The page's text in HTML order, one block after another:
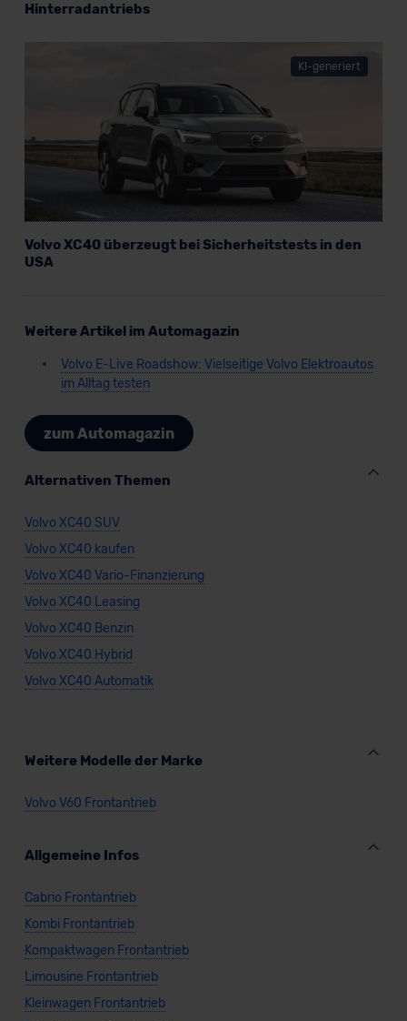
unserem Datenschutzbeauftragten unter
Datenschutzerklärung |Impressum
Hinterradantriebs
KI-generiert
Volvo XC40 überzeugt bei Sicherheitstests in den
USA
Weitere Artikel im Automagazin
Volvo E-Live Roadshow: Vielseitige Volvo Elektroautos
im Alltag testen
zum Automagazin
Alternativen Themen
Volvo XC40 SUV
Volvo XC40 kaufen
Volvo XC40 Vario-Finanzierung
Volvo XC40 Leasing
Volvo XC40 Benzin
Volvo XC40 Hybrid
Volvo XC40 Automatik
Weitere Modelle der Marke
Volvo V60 Frontantrieb
Allgemeine Infos
Cabrio Frontantrieb
Kombi Frontantrieb
Kompaktwagen Frontantrieb
Limousine Frontantrieb
Kleinwagen Frontantrieb